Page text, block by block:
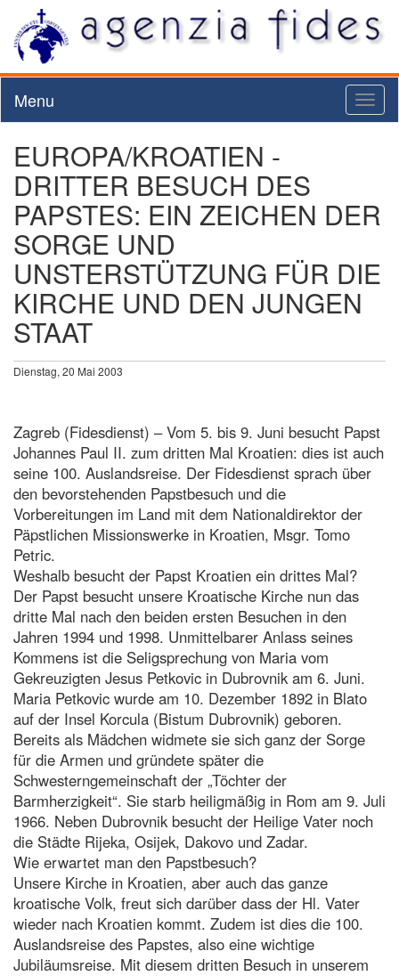
Menu
EUROPA/KROATIEN -
DRITTER BESUCH DES
PAPSTES: EIN ZEICHEN DER
SORGE UND
UNSTERSTÜTZUNG FÜR DIE
KIRCHE UND DEN JUNGEN
STAAT
Dienstag, 20 Mai 2003
Zagreb (Fidesdienst) – Vom 5. bis 9. Juni besucht Papst
Johannes Paul II. zum dritten Mal Kroatien: dies ist auch
seine 100. Auslandsreise. Der Fidesdienst sprach über
den bevorstehenden Papstbesuch und die
Vorbereitungen im Land mit dem Nationaldirektor der
Päpstlichen Missionswerke in Kroatien, Msgr. Tomo
Petric.
Weshalb besucht der Papst Kroatien ein drittes Mal?
Der Papst besucht unsere Kroatische Kirche nun das
dritte Mal nach den beiden ersten Besuchen in den
Jahren 1994 und 1998. Unmittelbarer Anlass seines
Kommens ist die Seligsprechung von Maria vom
Gekreuzigten Jesus Petkovic in Dubrovnik am 6. Juni.
Maria Petkovic wurde am 10. Dezember 1892 in Blato
auf der Insel Korcula (Bistum Dubrovnik) geboren.
Bereits als Mädchen widmete sie sich ganz der Sorge
für die Armen und gründete später die
Schwesterngemeinschaft der „Töchter der
Barmherzigkeit“. Sie starb heiligmäßig in Rom am 9. Juli
1966. Neben Dubrovnik besucht der Heilige Vater noch
die Städte Rijeka, Osijek, Dakovo und Zadar.
Wie erwartet man den Papstbesuch?
Unsere Kirche in Kroatien, aber auch das ganze
kroatische Volk, freut sich darüber dass der Hl. Vater
wieder nach Kroatien kommt. Zudem ist dies die 100.
Auslandsreise des Papstes, also eine wichtige
Jubiläumsreise. Mit diesem dritten Besuch in unserem